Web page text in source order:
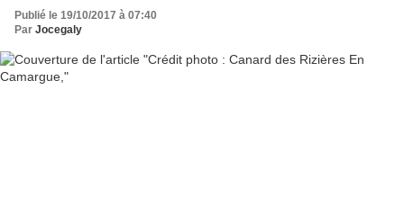
Publié le 19/10/2017 à 07:40
Par Jocegaly